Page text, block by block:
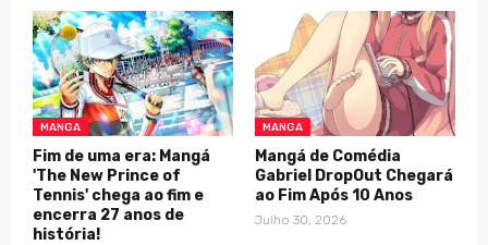
MANGA
Fim de uma era: Mangá
'The New Prince of
Tennis' chega ao fim e
encerra 27 anos de
história!
MANGA
Mangá de Comédia
Gabriel DropOut Chegará
ao Fim Após 10 Anos
Julho 30, 2026